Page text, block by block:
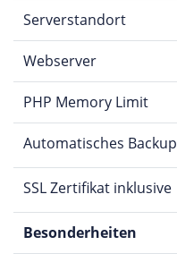
Serverstandort
Webserver
PHP Memory Limit
Automatisches Backup
SSL Zertifikat inklusive
Besonderheiten